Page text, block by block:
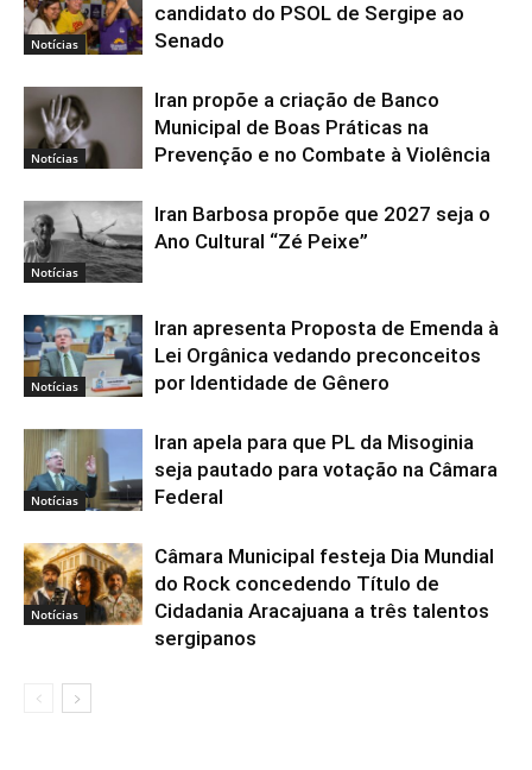
Notícias
candidato do PSOL de Sergipe ao
Senado
Notícias
Iran propõe a criação de Banco
Municipal de Boas Práticas na
Prevenção e no Combate à Violência
Notícias
Iran Barbosa propõe que 2027 seja o
Ano Cultural “Zé Peixe”
Notícias
Iran apresenta Proposta de Emenda à
Lei Orgânica vedando preconceitos
por Identidade de Gênero
Notícias
Iran apela para que PL da Misoginia
seja pautado para votação na Câmara
Federal
Notícias
Câmara Municipal festeja Dia Mundial
do Rock concedendo Título de
Cidadania Aracajuana a três talentos
sergipanos